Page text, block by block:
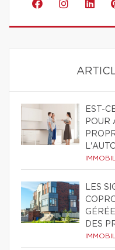
EST-
POUR
LES
DES